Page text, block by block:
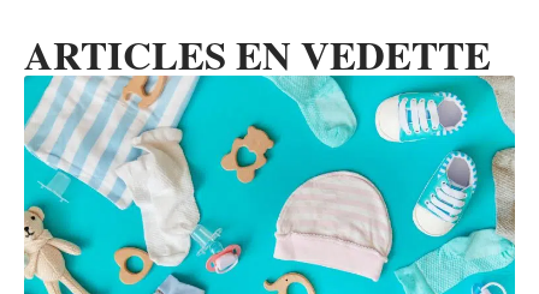
ARTICLES EN VEDETTE